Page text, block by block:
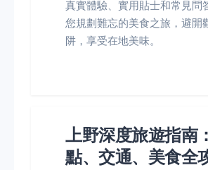
真實體驗、實用貼士和常見問
您規劃難忘的美食之旅，避開
阱，享受在地美味。
上野深度旅遊指南
點、交通、美食全